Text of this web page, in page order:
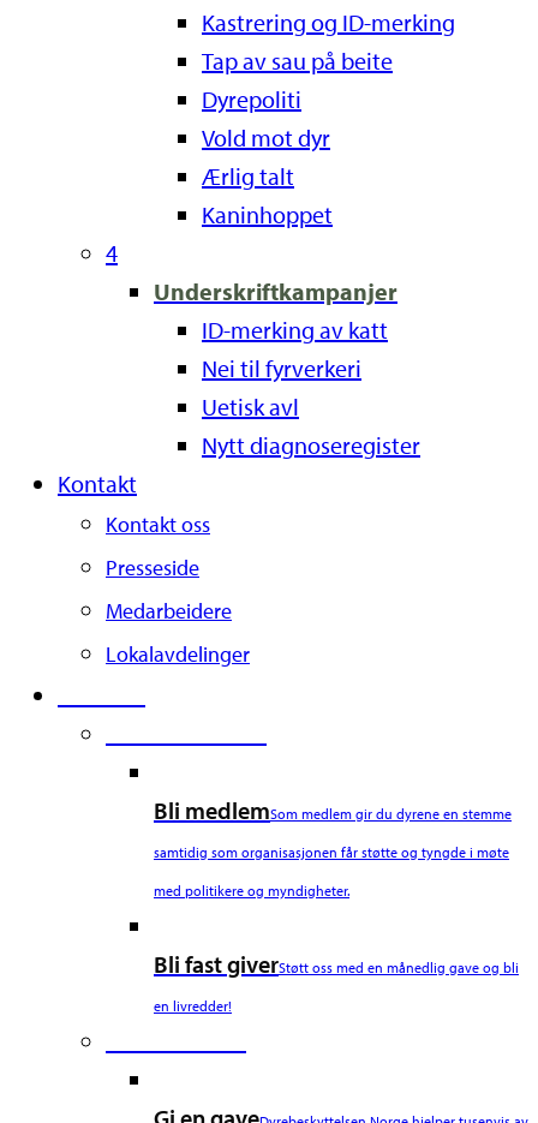
Kastrering og ID-merking
Tap av sau på beite
Dyrepoliti
Vold mot dyr
Ærlig talt
Kaninhoppet
4
Underskriftkampanjer
ID-merking av katt
Nei til fyrverkeri
Uetisk avl
Nytt diagnoseregister
Kontakt
Kontakt oss
Presseside
Medarbeidere
Lokalavdelinger
Bli medlemSom medlem gir du dyrene en stemme
samtidig som organisasjonen får støtte og tyngde i møte
med politikere og myndigheter.
Bli fast giverStøtt oss med en månedlig gave og bli
en livredder!